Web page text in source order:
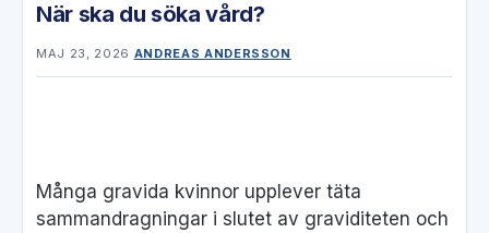
När ska du söka vård?
MAJ 23, 2026 ANDREAS ANDERSSON
Många gravida kvinnor upplever täta
sammandragningar i slutet av graviditeten och